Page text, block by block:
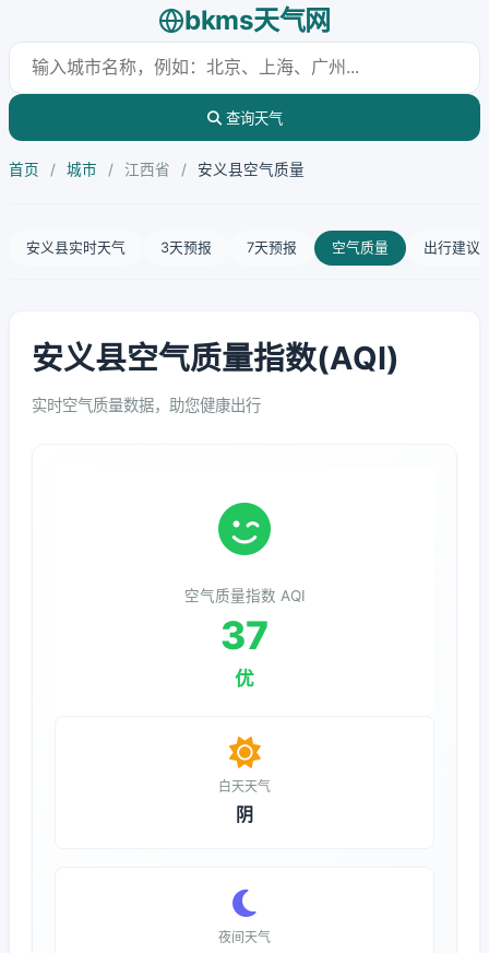
bkms天气网
查询天气
首页 / 城市 / 江西省 / 安义县空气质量
安义县实时天气 3天预报 7天预报 空气质量 出行建议
安义县空气质量指数(AQI)
实时空气质量数据，助您健康出行
空气质量指数 AQI
37
优
白天天气
阴
夜间天气